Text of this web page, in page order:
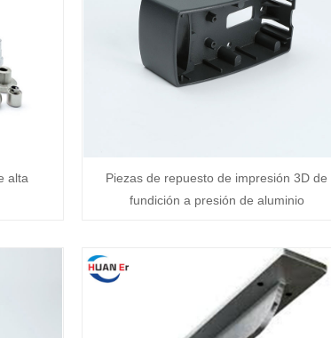
alta
Piezas de repuesto de impresión 3D de
fundición a presión de aluminio